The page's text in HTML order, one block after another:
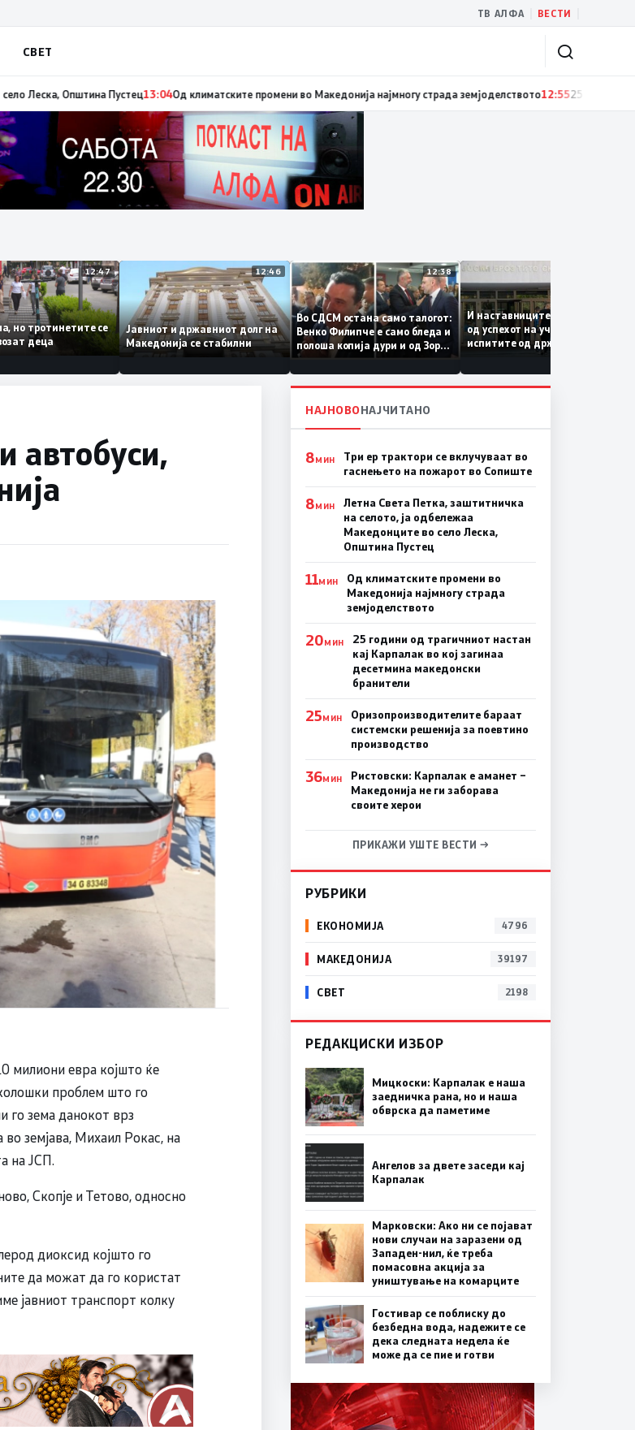
ТВ АЛФА ВЕСТИ
СВЕТ
13:06Летна Света Петка, заштитничка на селото, ја одбележаа Македонците во село Леска, Општина Пустец13:04
12:47
има, но тротинетите се
возат деца
12:46
Јавниот и државниот долг на
Македонија се стабилни
12:38
Во СДСМ остана само талогот:
Венко Филипче е само бледа и
полоша копија дури и од Зоран
Заев
И наставниците се
од успехот на учениците на
испитите од државната
автобуси,
милиони евра којшто ќе
проблем што го
го зема данокот врз
во земјава, Михаил Рокас, на
на ЈСП.
Скопје и Тетово, односно
диоксид којшто го
да можат да го користат
јавниот транспорт колку
НАЈНОВОНАЈЧИТАНО
8МИН
Три ер трактори се вклучуваат во
гаснењето на пожарот во Сопиште
8МИН
Летна Света Петка, заштитничка
на селото, ја одбележаа
Македонците во село Леска,
Општина Пустец
11МИН
Од климатските промени во
Македонија најмногу страда
земјоделството
20МИН
25 години од трагичниот настан
кај Карпалак во кој загинаа
десетмина македонски
бранители
25МИН
Оризопроизводителите бараат
системски решенија за поевтино
производство
36МИН
Ристовски: Карпалак е аманет –
Македонија не ги заборава
своите херои
ПРИКАЖИ УШТЕ ВЕСТИ →
РУБРИКИ
ЕКОНОМИЈА 4796
МАКЕДОНИЈА 39197
СВЕТ 2198
РЕДАКЦИСКИ ИЗБОР
Мицкоски: Карпалак е наша
заедничка рана, но и наша
обврска да паметиме
Ангелов за двете заседи кај
Карпалак
Марковски: Ако ни се појават
нови случаи на заразени од
Западен-нил, ќе треба
помасовна акција за
уништување на комарците
Гостивар се поблиску до
безбедна вода, надежите се
дека следната недела ќе
може да се пие и готви